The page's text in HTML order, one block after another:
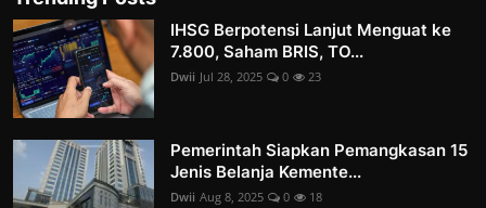
IHSG Berpotensi Lanjut Menguat ke
7.800, Saham BRIS, TO...
Dwii Jul 28, 2025 0 23
Pemerintah Siapkan Pemangkasan 15
Jenis Belanja Kemente...
Dwii Aug 8, 2025 0 18